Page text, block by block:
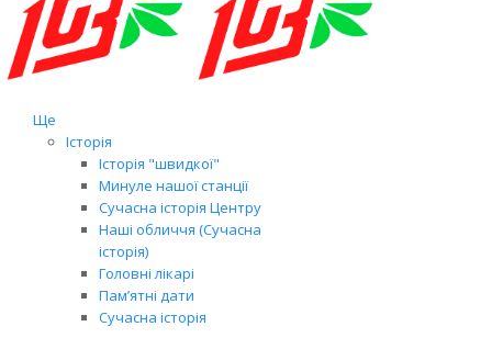
Ще
Історія
Історія "швидкої"
Минуле нашої станції
Сучасна історія Центру
Наші обличчя (Сучасна
історія)
Головні лікарі
Пам’ятні дати
Сучасна історія